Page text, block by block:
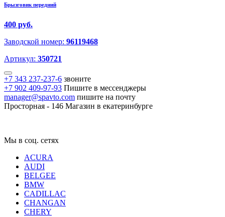
Брызговик передний
400 руб.
Заводской номер: 96119468
Артикул: 350721
+7 343 237-237-6 звоните
+7 902 409-97-93 Пишите в мессенджеры
manager@spavto.com пишите на почту
Просторная - 146 Магазин в екатеринбурге
Мы в соц. сетях
ACURA
AUDI
BELGEE
BMW
CADILLAC
CHANGAN
CHERY